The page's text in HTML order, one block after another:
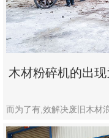
木材粉碎机的出
而为了有,效解决废旧木材